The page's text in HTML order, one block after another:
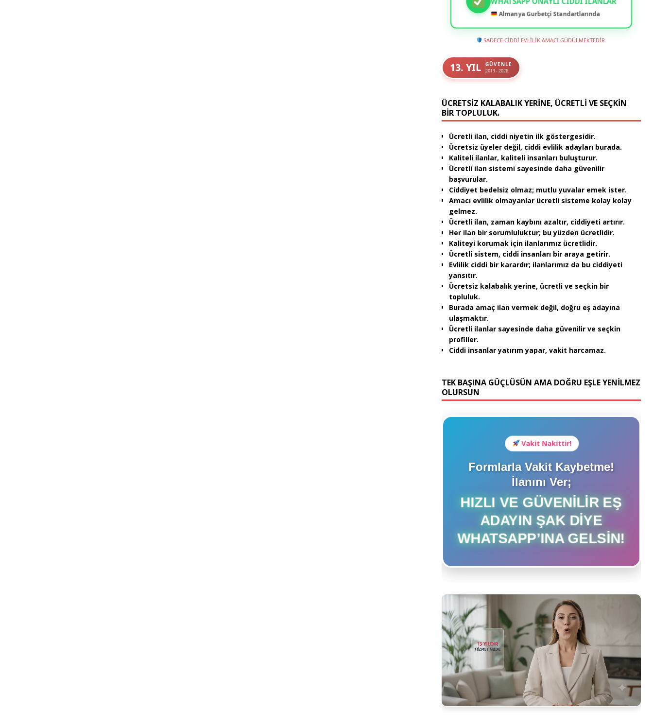
Almanya Gurbetçi Standartlarında
SADECE CİDDİ EVLİLİK AMACI GÜDÜLMEKTEDİR.
13. YIL GÜVENLE
2013 - 2026
ÜCRETSIZ KALABALIK YERINE, ÜCRETLI VE SEÇKIN
BIR TOPLULUK.
Ücretli ilan, ciddi niyetin ilk göstergesidir.
Ücretsiz üyeler değil, ciddi evlilik adayları burada.
Kaliteli ilanlar, kaliteli insanları buluşturur.
Ücretli ilan sistemi sayesinde daha güvenilir
başvurular.
Ciddiyet bedelsiz olmaz; mutlu yuvalar emek ister.
Amacı evlilik olmayanlar ücretli sisteme kolay kolay
gelmez.
Ücretli ilan, zaman kaybını azaltır, ciddiyeti artırır.
Her ilan bir sorumluluktur; bu yüzden ücretlidir.
Kaliteyi korumak için ilanlarımız ücretlidir.
Ücretli sistem, ciddi insanları bir araya getirir.
Evlilik ciddi bir karardır; ilanlarımız da bu ciddiyeti
yansıtır.
Ücretsiz kalabalık yerine, ücretli ve seçkin bir
topluluk.
Burada amaç ilan vermek değil, doğru eş adayına
ulaşmaktır.
Ücretli ilanlar sayesinde daha güvenilir ve seçkin
profiller.
Ciddi insanlar yatırım yapar, vakit harcamaz.
TEK BAŞINA GÜÇLÜSÜN AMA DOĞRU EŞLE YENİLMEZ
OLURSUN
Vakit Nakittir!
Formlarla Vakit Kaybetme!
İlanını Ver;
HIZLI VE GÜVENILIR EŞ
ADAYIN ŞAK DIYE
WHATSAPP’INA GELSIN!